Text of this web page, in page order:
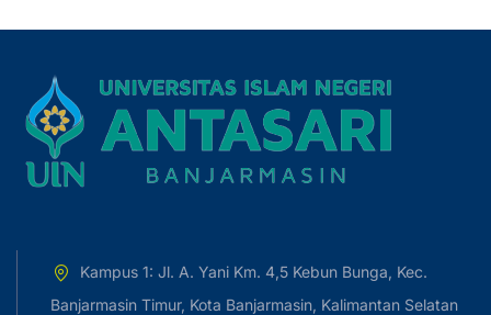
Kampus 1: Jl. A. Yani Km. 4,5 Kebun Bunga, Kec.
Banjarmasin Timur, Kota Banjarmasin, Kalimantan Selatan